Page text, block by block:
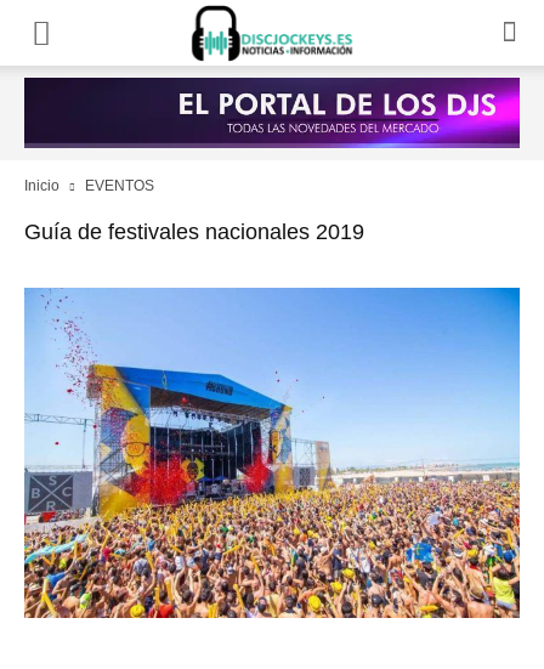
Inicio EVENTOS
Guía de festivales nacionales 2019